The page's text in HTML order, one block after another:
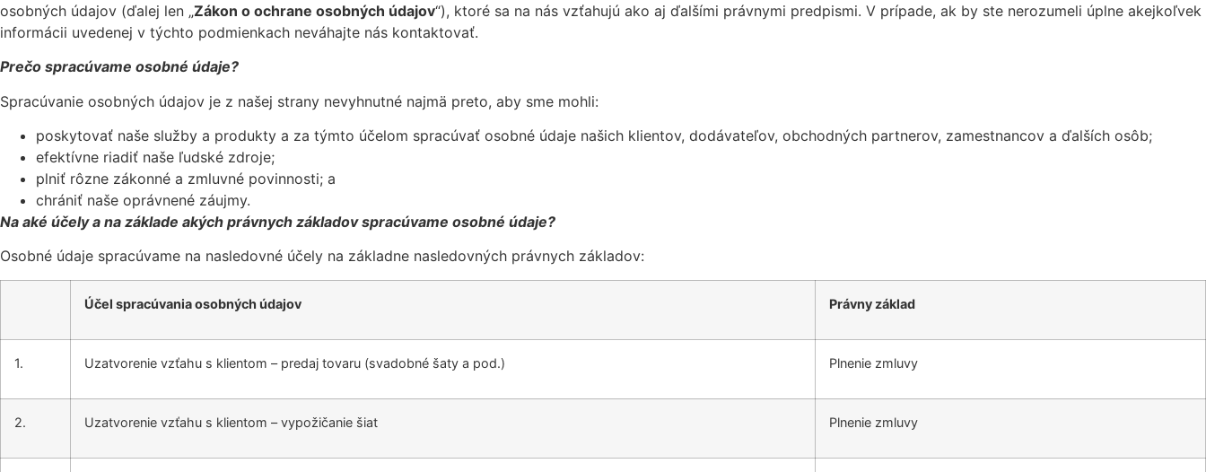
osobných údajov (ďalej len „Zákon o ochrane osobných údajov“), ktoré sa na nás vzťahujú ako aj ďalšími právnymi predpismi. V prípade, ak by ste nerozumeli úplne akejkoľvek
informácii uvedenej v týchto podmienkach neváhajte nás kontaktovať.
Prečo spracúvame osobné údaje?
Spracúvanie osobných údajov je z našej strany nevyhnutné najmä preto, aby sme mohli:
poskytovať naše služby a produkty a za týmto účelom spracúvať osobné údaje našich klientov, dodávateľov, obchodných partnerov, zamestnancov a ďalších osôb;
efektívne riadiť naše ľudské zdroje;
plniť rôzne zákonné a zmluvné povinnosti; a
chrániť naše oprávnené záujmy.
Na aké účely a na základe akých právnych základov spracúvame osobné údaje?
Osobné údaje spracúvame na nasledovné účely na základne nasledovných právnych základov:
Účel spracúvania osobných údajov Právny základ
1. Uzatvorenie vzťahu s klientom – predaj tovaru (svadobné šaty a pod.) Plnenie zmluvy
2. Uzatvorenie vzťahu s klientom – vypožičanie šiat Plnenie zmluvy